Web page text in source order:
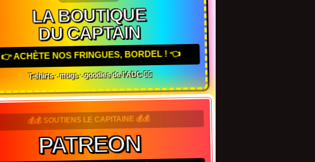
LA BOUTIQUE
DU CAPTAIN
👉 ACHÈTE NOS FRINGUES, BORDEL ! 👈
T-shirts · mugs · goodies de l'ADC 🏴‍☠️
💰💰 SOUTIENS LE CAPITAINE 💰💰
PATREON